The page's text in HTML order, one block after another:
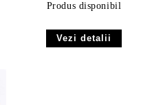
Produs disponibil
Vezi detalii